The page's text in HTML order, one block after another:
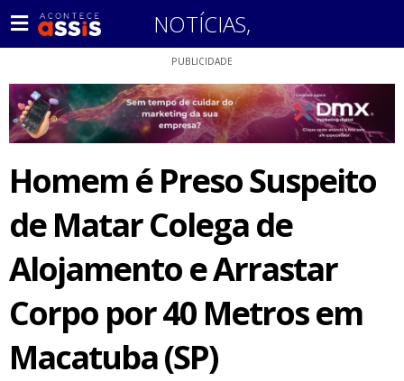
NOTÍCIAS,
PUBLICIDADE
Homem é Preso Suspeito
de Matar Colega de
Alojamento e Arrastar
Corpo por 40 Metros em
Macatuba (SP)